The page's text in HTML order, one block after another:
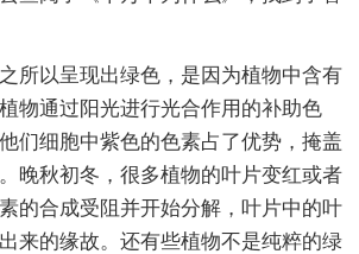
所以呈现出绿色，是因为植物中含有
物通过阳光进行光合作用的补助色
们细胞中紫色的色素占了优势，掩盖
晚秋初冬，很多植物的叶片变红或者
的合成受阻并开始分解，叶片中的叶
来的缘故。还有些植物不是纯粹的绿